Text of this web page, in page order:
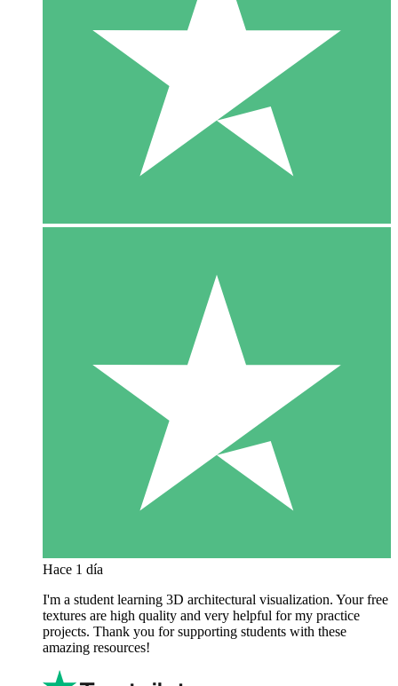
Hace 1 día
I'm a student learning 3D architectural visualization. Your free
textures are high quality and very helpful for my practice
projects. Thank you for supporting students with these
amazing resources!